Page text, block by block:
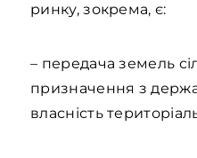
ринку, зокрема, є:
– передача земель
призначення з
власність